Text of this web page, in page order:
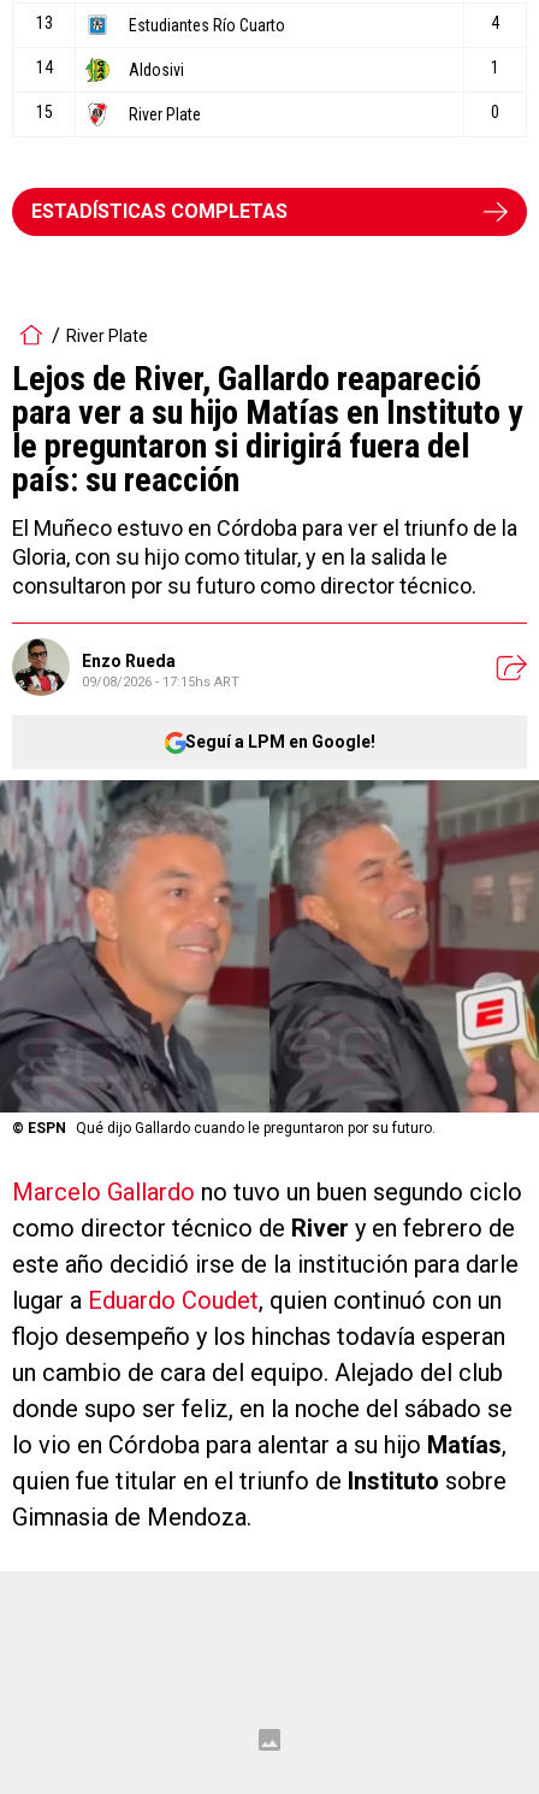
ESTADÍSTICAS COMPLETAS
River Plate
Lejos de River, Gallardo reapareció
para ver a su hijo Matías en Instituto y
le preguntaron si dirigirá fuera del
país: su reacción
El Muñeco estuvo en Córdoba para ver el triunfo de la
Gloria, con su hijo como titular, y en la salida le
consultaron por su futuro como director técnico.
Enzo Rueda
09/08/2026 - 17:15hs ART
Seguí a LPM en Google!
© ESPN Qué dijo Gallardo cuando le preguntaron por su futuro.
Marcelo Gallardo no tuvo un buen segundo ciclo
como director técnico de River y en febrero de
este año decidió irse de la institución para darle
lugar a Eduardo Coudet, quien continuó con un
flojo desempeño y los hinchas todavía esperan
un cambio de cara del equipo. Alejado del club
donde supo ser feliz, en la noche del sábado se
lo vio en Córdoba para alentar a su hijo Matías,
quien fue titular en el triunfo de Instituto sobre
Gimnasia de Mendoza.